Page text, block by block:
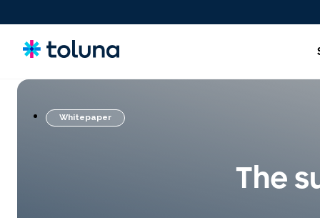
Whitepaper
The